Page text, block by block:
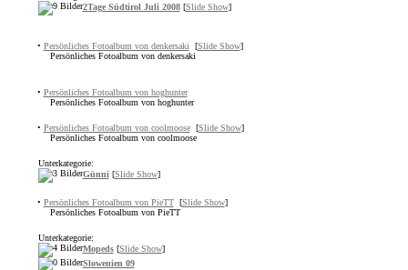
2Tage Südtirol Juli 2008[Slide Show]
• Persönliches Fotoalbum von denkersaki [Slide Show]
Persönliches Fotoalbum von denkersaki
• Persönliches Fotoalbum von hoghunter
Persönliches Fotoalbum von hoghunter
• Persönliches Fotoalbum von coolmoose [Slide Show]
Persönliches Fotoalbum von coolmoose
Unterkategorie:
Günni[Slide Show]
• Persönliches Fotoalbum von PieTT [Slide Show]
Persönliches Fotoalbum von PieTT
Unterkategorie:
Mopeds[Slide Show]
Slowenien 09